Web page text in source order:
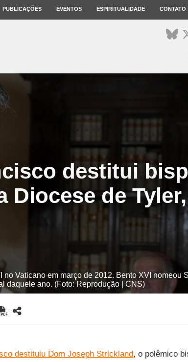
PUBLICAÇÕES EVENTOS ESPIRITUALIDADE CONTATO
destitui
Diocese de
Vaticano em março de 2012. Bento XVI nomeou
daquele ano. (Foto: Reprodução | CNS)
destituiu Dom Joseph Strickland, o polêmico